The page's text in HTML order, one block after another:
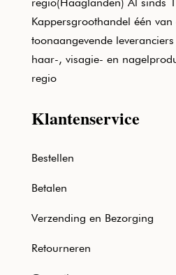
regio(Haaglanden) Al sinds
Kappersgroothandel één van
toonaangevende
haar-, visagie- en
regio
Klantenservice
Bestellen
Betalen
Verzending en Bezorging
Retourneren